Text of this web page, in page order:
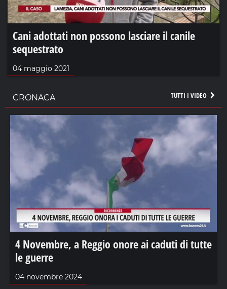
Cani adottati non possono lasciare il canile
sequestrato
04 maggio 2021
TUTTI I VIDEO
CRONACA
4 Novembre, a Reggio onore ai caduti di tutte
le guerre
04 novembre 2024